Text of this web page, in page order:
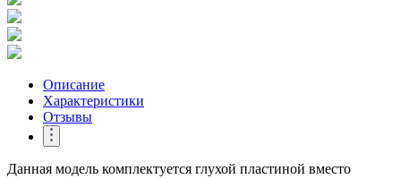
Описание
Характеристики
Отзывы
Данная модель комплектуется глухой пластиной вместо